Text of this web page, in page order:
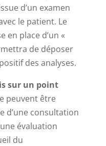
d’un examen
le patient. Le
en place d’un «
de déposer
des analyses.
sur un point
peuvent être
d’une consultation
évaluation
du